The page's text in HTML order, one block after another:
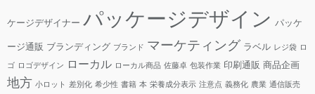
ケージデザイナー パッケージデザイン パッケ
ージ通販 ブランディング ブランド マーケティング ラベル レジ袋 ロ
ゴ ロゴデザイン ローカル ローカル商品 佐藤卓 包装作業 印刷通販 商品企画
地方 小ロット 差別化 希少性 書籍 本 栄養成分表示 注意点 義務化 農業 通信販売